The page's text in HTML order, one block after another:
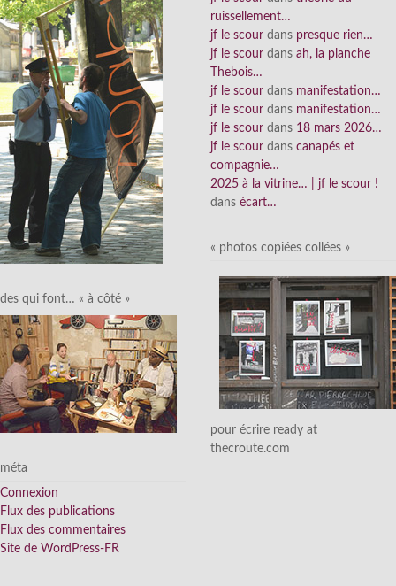
des qui font… « à côté »
méta
Connexion
Flux des publications
Flux des commentaires
Site de WordPress-FR
ruissellement…
jf le scour dans presque rien…
jf le scour dans ah, la planche
Thebois…
jf le scour dans manifestation…
jf le scour dans manifestation…
jf le scour dans 18 mars 2026…
jf le scour dans canapés et
compagnie…
2025 à la vitrine… | jf le scour !
dans écart…
« photos copiées collées »
pour écrire ready at
thecroute.com